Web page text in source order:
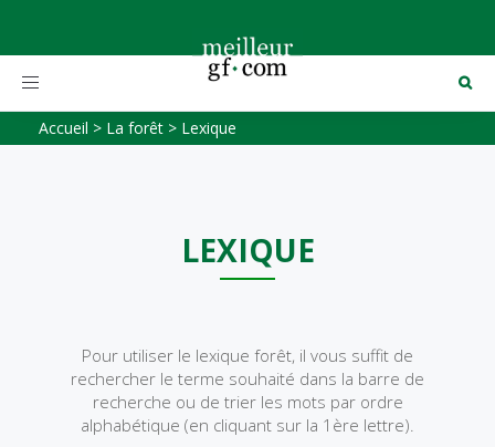
Toggle
Accueil > La forêt > Lexique
LEXIQUE
Pour utiliser le lexique forêt, il vous suffit de
rechercher le terme souhaité dans la barre de
recherche ou de trier les mots par ordre
alphabétique (en cliquant sur la 1ère lettre).